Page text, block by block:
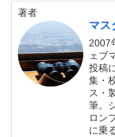
著者
マス
2007
ェブ
投稿
集・
ス・
筆。
ロン
に乗